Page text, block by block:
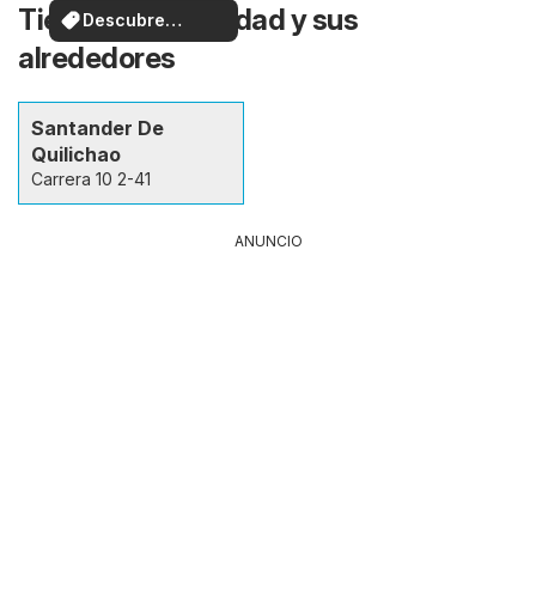
Descubre
ofertas
Tiendas en la ciudad y sus
alrededores
Santander De
Quilichao
Carrera 10 2-41
ANUNCIO